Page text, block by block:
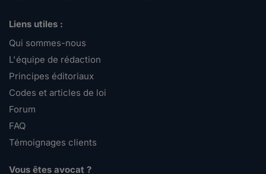
Liens utiles :
Qui sommes-nous
L'équipe de rédaction
Principes éditoriaux
Codes et articles de loi
Forum
FAQ
Témoignages clients
Vous êtes avocat ?